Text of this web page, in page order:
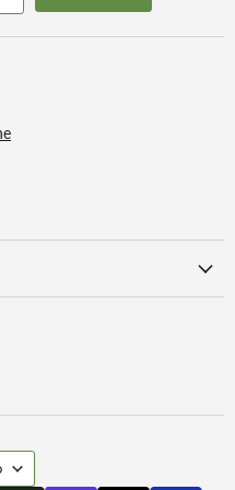
luminositàall'incarnato.
l'idrolato di fiori
i tuoi cosmetici per la